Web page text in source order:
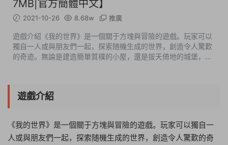
7MB|官方簡體中文】
2021-10-26 8.68w 推廣
遊戲介紹《我的世界》是一個關于方塊與冒險的遊戲。玩家可以
獨自一人或與朋友們一起，探索随機生成的世界，創造令人驚歎
的奇迹。無論是建造簡單質樸的小屋，還是拔天倚地的城堡，盡
遊戲介紹
《我的世界》是一個關于方塊與冒險的遊戲。玩家可以獨自一
人或與朋友們一起，探索随機生成的世界，創造令人驚歎的奇